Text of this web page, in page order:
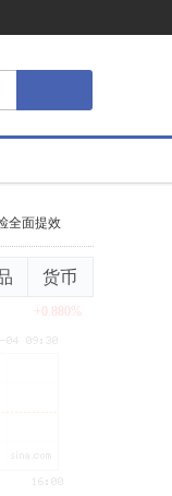
全面提效
货币
+0.880%